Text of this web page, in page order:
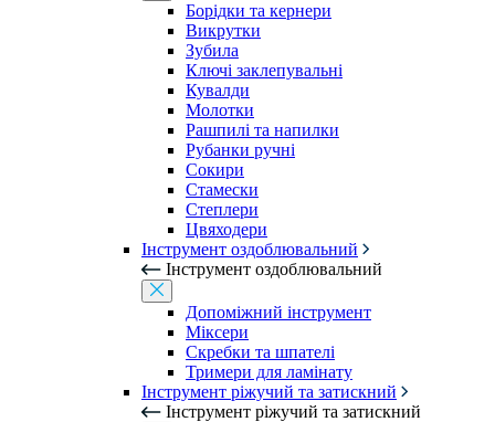
Борідки та кернери
Викрутки
Зубила
Ключі заклепувальні
Кувалди
Молотки
Рашпилі та напилки
Рубанки ручні
Сокири
Стамески
Степлери
Цвяходери
Інструмент оздоблювальний
Інструмент оздоблювальний
Допоміжний інструмент
Міксери
Скребки та шпателі
Тримери для ламінату
Інструмент ріжучий та затискний
Інструмент ріжучий та затискний